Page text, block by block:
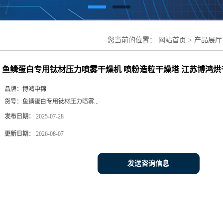
您当前的位置： 网站首页 > 产品展厅
鱼鳞蛋白专用钛材压力喷雾干燥机 喷粉造粒干燥塔 江苏博鸿烘
品牌： 博鸿中锦
货号： 鱼鳞蛋白专用钛材压力喷雾...
发布日期： 2025-07-28
更新日期： 2026-08-07
发送咨询信息